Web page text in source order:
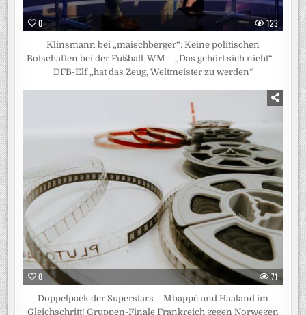
0 123
Klinsmann bei „maischberger“: Keine politischen
Botschaften bei der Fußball-WM – „Das gehört sich nicht“ –
DFB-Elf „hat das Zeug, Weltmeister zu werden“
0 71
Doppelpack der Superstars – Mbappé und Haaland im
Gleichschritt! Gruppen-Finale Frankreich gegen Norwegen